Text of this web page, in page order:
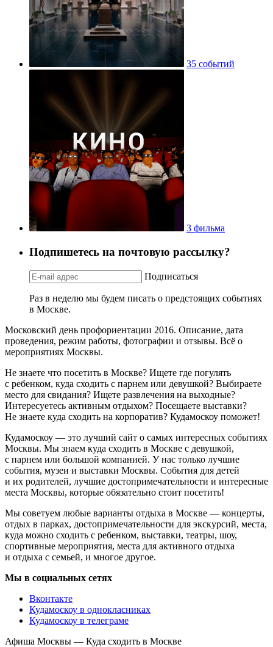
35 событий
3 фильма
Подпишетесь на почтовую рассылку?
Подписаться
Раз в неделю мы будем писать о предстоящих событиях
в Москве.
Московский день профориентации 2016. Описание, дата
проведения, режим работы, фотографии и отзывы. Всё о
мероприятиях Москвы.
Не знаете что посетить в Москве? Ищете где погулять
с ребенком, куда сходить с парнем или девушкой? Выбираете
место для свидания? Ищете развлечения на выходные?
Интересуетесь активным отдыхом? Посещаете выставки?
Не знаете куда сходить на корпоратив? Кудамоскоу поможет!
Кудамоскоу — это лучший сайт о самых интересных событиях
Москвы. Мы знаем куда сходить в Москве с девушкой,
с парнем или большой компанией. У нас только лучшие
события, музеи и выставки Москвы. События для детей
и их родителей, лучшие достопримечательности и интересные
места Москвы, которые обязательно стоит посетить!
Мы советуем любые варианты отдыха в Москве — концерты,
отдых в парках, достопримечательности для экскурсий, места,
куда можно сходить с ребенком, выставки, театры, шоу,
спортивные мероприятия, места для активного отдыха
и отдыха с семьей, и многое другое.
Мы в социальных сетях
Вконтакте
Кудамоскоу в однокласниках
Кудамоскоу в телеграме
Афиша Москвы — Куда сходить в Москве